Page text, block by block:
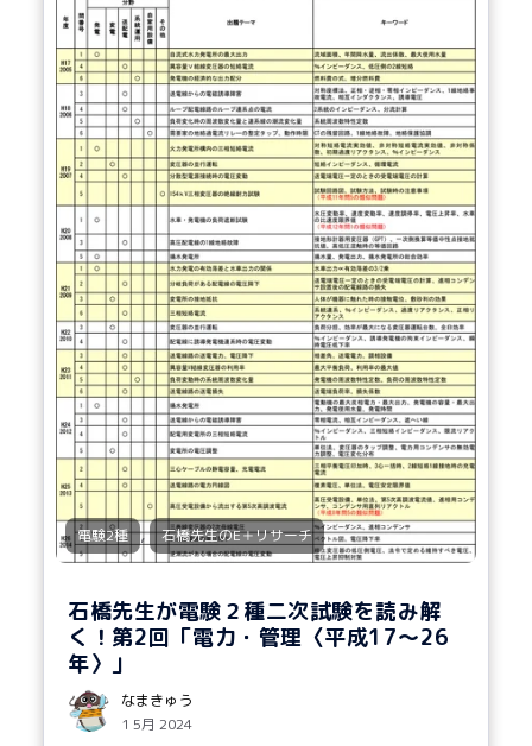
電験2種 , 石橋先生のE＋リサーチ
石橋先生が電験２種二次試験を読み解
く！第2回「電力・管理〈平成17～26
年〉」
なまきゅう
1 5月 2024